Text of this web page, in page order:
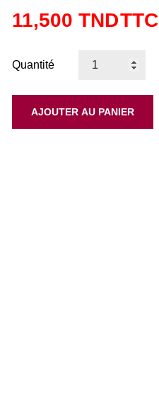
11,500 TNDTTC
Quantité
AJOUTER AU PANIER